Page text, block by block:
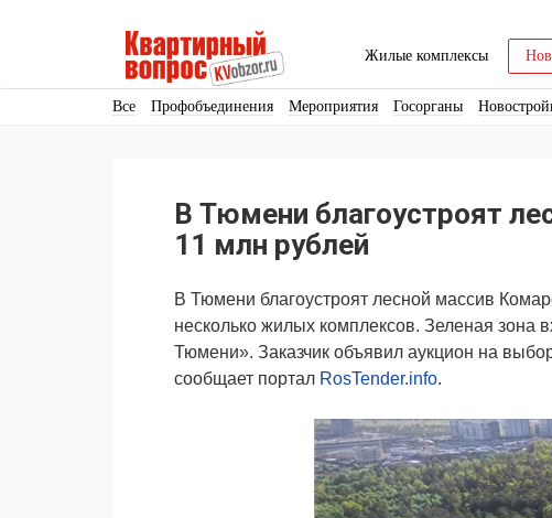
Жилые комплексы
Все Профобъединения Мероприятия Госорганы
В Тюмени благоустроят
11 млн рублей
В Тюмени благоустроят лесной массив
несколько жилых комплексов. Зеленая зона
Тюмени». Заказчик объявил аукцион на
сообщает портал RosTender.info.